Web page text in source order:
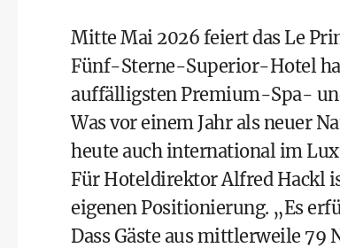
Mitte Mai 2026 feiert das Le
Fünf-Sterne-Superior-Hotel
auffälligsten Premium-Spa-
Was vor einem Jahr als neuer
heute auch international im
Für Hoteldirektor Alfred Hackl
eigenen Positionierung. „Es
Dass Gäste aus mittlerweile 79